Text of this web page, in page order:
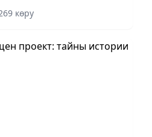
предметам 2022-2023
көру